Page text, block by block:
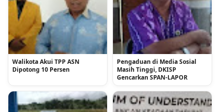
Walikota Akui TPP ASN
Dipotong 10 Persen
Pengaduan di Media Sosial
Masih Tinggi, DKISP
Gencarkan SPAN-LAPOR